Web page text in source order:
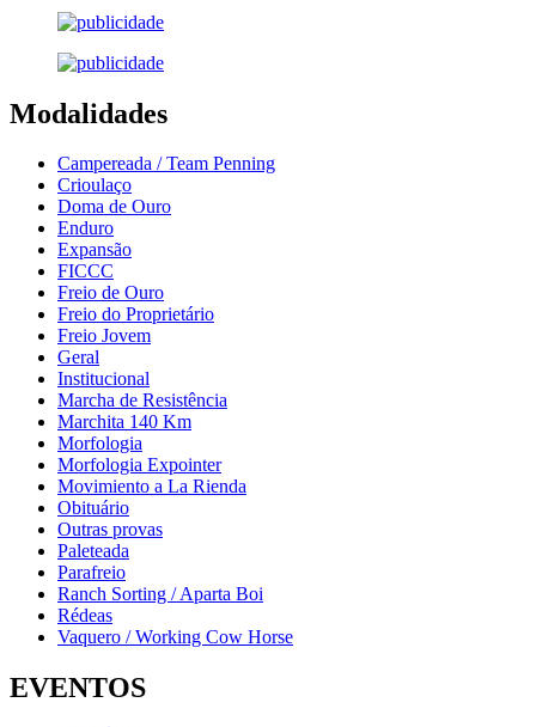
Modalidades
Campereada / Team Penning
Crioulaço
Doma de Ouro
Enduro
Expansão
FICCC
Freio de Ouro
Freio do Proprietário
Freio Jovem
Geral
Institucional
Marcha de Resistência
Marchita 140 Km
Morfologia
Morfologia Expointer
Movimiento a La Rienda
Obituário
Outras provas
Paleteada
Parafreio
Ranch Sorting / Aparta Boi
Rédeas
Vaquero / Working Cow Horse
EVENTOS